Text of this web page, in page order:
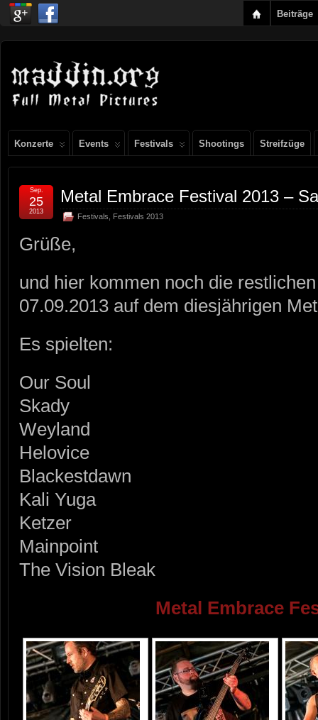
Beiträge
Konzerte Events Festivals Shootings Streifzüge
Metal Embrace Festival 2013 –
Festivals Festivals 2013
Sep.
25
2013
Grüße,
und hier kommen noch die
07.09.2013 auf dem diesjährigen
Es spielten:
Our Soul
Skady
Weyland
Helovice
Blackestdawn
Kali Yuga
Ketzer
Mainpoint
The Vision Bleak
Metal Embrace